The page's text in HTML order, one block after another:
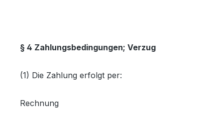
§ 4 Zahlungsbedingungen; Verzug
(1) Die Zahlung erfolgt per:
Rechnung